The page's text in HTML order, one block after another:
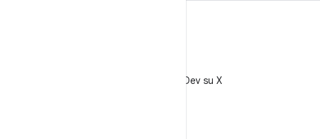
Segui @AndroidDev su X